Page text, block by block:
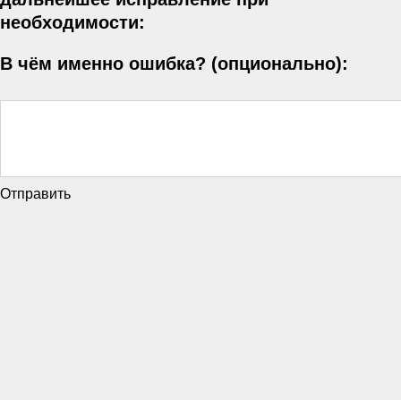
необходимости:
В чём именно ошибка? (опционально):
Отправить